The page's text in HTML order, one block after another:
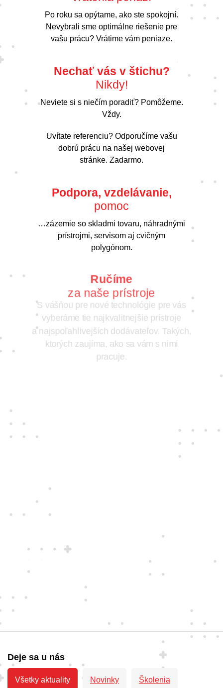
Po roku sa opýtame, ako ste spokojní.
Nevybrali sme optimálne riešenie pre
vašu prácu? Vrátime vám peniaze.
Nechať vás v štichu?
Nikdy!
Neviete si s niečím poradiť? Pomôžeme.
Vždy.
Uvítate referenciu? Odporučíme vašu
dobrú prácu na našej webovej
stránke. Zadarmo.
Podpora, vzdelávanie,
pomoc
…zázemie so skladmi tovaru, náhradnými
prístrojmi, servisom aj cvičným
polygónom.
Ručíme
za naše prístroje
S vášňou pre nové technológie pre vás
vyberáme tie najkvalitnejšie prístroje
a najspoľahlivejších dodávateľov. Takých,
ktorých zaujíma, ako sa vám s nimi
pracuje.
Deje sa u nás
Všetky aktuality Novinky Školenia